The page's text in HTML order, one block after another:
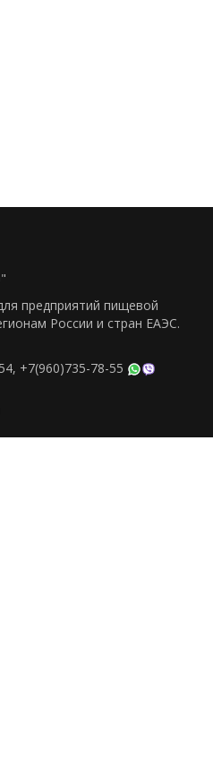
предприятий пищевой
Росcии и стран ЕАЭС.
, +7(960)735-78-55